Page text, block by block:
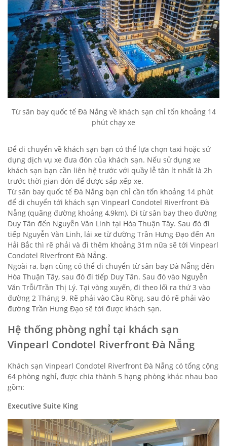
Từ sân bay quốc tế Đà Nẵng về khách sạn chỉ tốn khoảng 14
phút chạy xe
Để di chuyển về khách sạn bạn có thể lựa chọn taxi hoặc sử
dụng dịch vụ xe đưa đón của khách sạn. Nếu sử dụng xe
khách sạn bạn cần liên hệ trước với quầy lễ tân ít nhất là 2h
trước thời gian đón để được sắp xếp xe.
Từ sân bay quốc tế Đà Nẵng bạn chỉ cần tốn khoảng 14 phút
để di chuyển tới khách sạn Vinpearl Condotel Riverfront Đà
Nẵng (quãng đường khoảng 4,9km). Đi từ sân bay theo đường
Duy Tân đến Nguyễn Văn Linh tại Hòa Thuận Tây. Sau đó đi
tiếp Nguyễn Văn Linh, lái xe từ đường Trần Hưng Đạo đến An
Hải Bắc thì rẽ phải và đi thêm khoảng 31m nữa sẽ tới Vinpearl
Condotel Riverfront Đà Nẵng.
Ngoài ra, bạn cũng có thể di chuyển từ sân bay Đà Nẵng đến
Hòa Thuận Tây, sau đó đi tiếp Duy Tân. Sau đó vào Nguyễn
Văn Trỗi/Trần Thị Lý. Tại vòng xuyến, đi theo lối ra thứ 3 vào
đường 2 Tháng 9. Rẽ phải vào Cầu Rồng, sau đó rẽ phải vào
đường Trần Hưng Đạo sẽ tới được khách sạn.
Hệ thống phòng nghỉ tại khách sạn
Vinpearl Condotel Riverfront Đà Nẵng
Khách sạn Vinpearl Condotel Riverfront Đà Nẵng có tổng cộng
64 phòng nghỉ, được chia thành 5 hạng phòng khác nhau bao
gồm:
Executive Suite King